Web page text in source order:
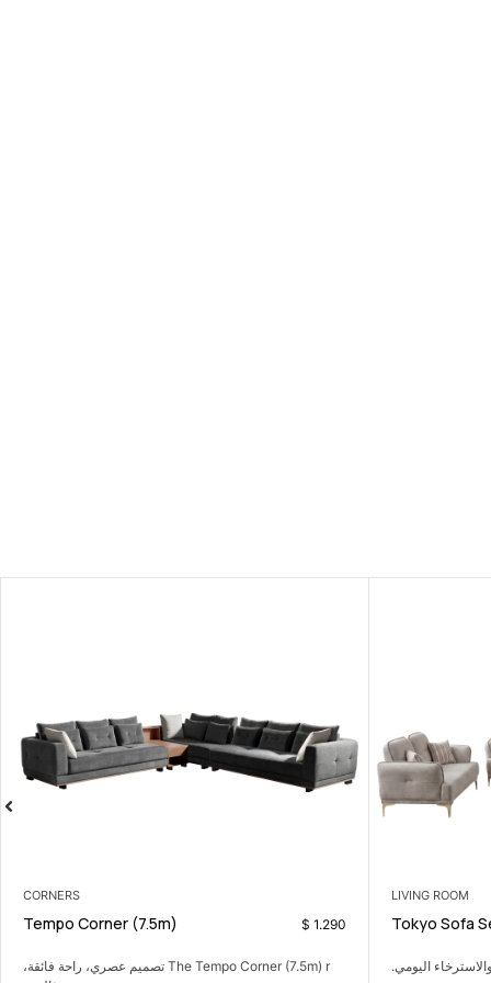
CORNERS
Tempo Corner
The Tempo Corner (7.5m) r تصميم عصري، راحة فائقة،
ROOM
Dining Set
طقم سفرة دافئ مناسب للوجبات اليومية